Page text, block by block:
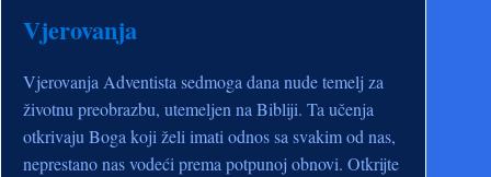
Vjerovanja
Vjerovanja Adventista sedmoga dana nude temelj za
životnu preobrazbu, utemeljen na Bibliji. Ta učenja
otkrivaju Boga koji želi imati odnos sa svakim od nas,
neprestano nas vodeći prema potpunoj obnovi. Otkrijte